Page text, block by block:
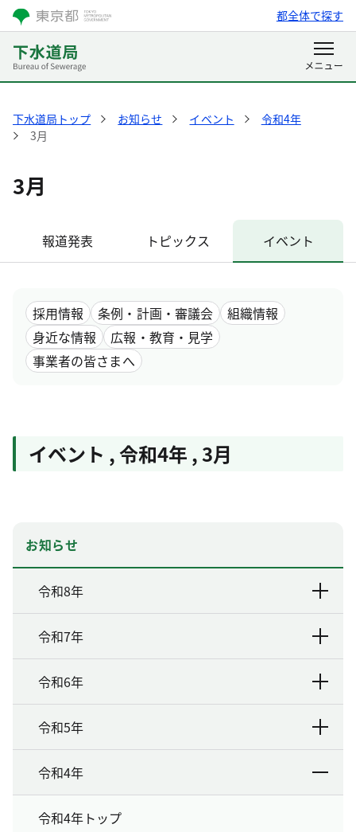
都全体で探す
下水道局トップ お知らせ イベント
令和4年
3月
3月
報道発表 トピックス イベント
採用情報 条例・計画・審議会
組織情報
身近な情報
広報・教育・見学
事業者の皆さまへ
イベント ,令和4年 ,3月
お知らせ
令和8年
令和7年
令和6年
令和5年
令和4年
令和4年トップ